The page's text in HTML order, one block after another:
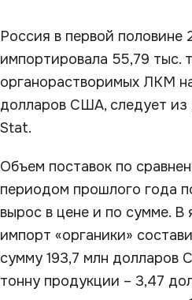
Россия в первой половине
импортировала 55,79 тыс.
органорастворимых ЛКМ
долларов США, следует из
Stat.
Объем поставок по
периодом прошлого года
вырос в цене и по сумме. В
импорт «органики»
сумму 193,7 млн долларов
тонну продукции – 3,47